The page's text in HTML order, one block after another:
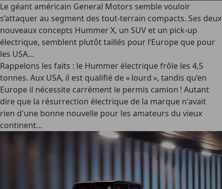
Le géant américain General Motors semble vouloir
s’attaquer au segment des tout-terrain compacts. Ses deux
nouveaux concepts Hummer X, un SUV et un pick-up
électrique, semblent plutôt taillés pour l’Europe que pour
les USA…
Rappelons les faits : le Hummer électrique frôle les 4,5
tonnes. Aux USA, il est qualifié de « lourd », tandis qu’en
Europe il nécessite carrément le permis camion ! Autant
dire que la résurrection électrique de la marque n'avait
rien d'une bonne nouvelle pour les amateurs du vieux
continent…